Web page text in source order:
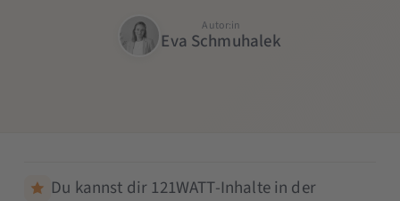
Autor:in
Eva Schmuhalek
Du kannst dir 121WATT-Inhalte in der